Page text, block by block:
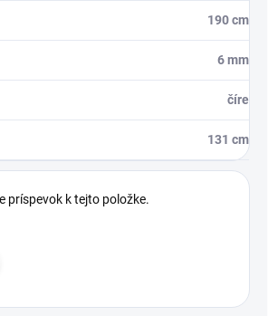
190 cm
6 mm
číre
131 cm
príspevok k tejto položke.